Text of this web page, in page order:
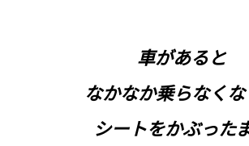
車があると
なかなか乗らなくな
シートをかぶった